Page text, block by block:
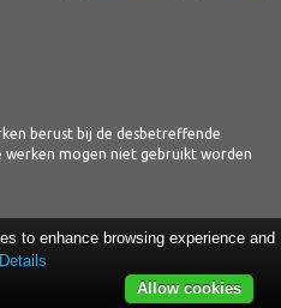
berust bij de desbetreffende
werken mogen niet gebruikt worden
to enhance browsing experience and
Details
Allow cookies